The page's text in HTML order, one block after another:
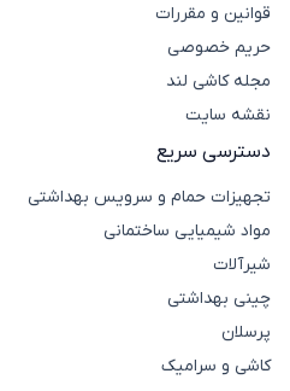
قوانین و مقررات
حریم خصوصی
مجله کاشی لند
نقشه سایت
دسترسی سریع
تجهیزات حمام و سرویس بهداشتی
مواد شیمیایی ساختمانی
شیرآلات
چینی بهداشتی
پرسلان
کاشی و سرامیک